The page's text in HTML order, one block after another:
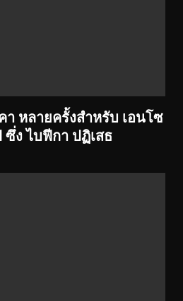
า หลายครั้งสำหรับ เอนโซ
ซึ่ง ไบฟีกา ปฏิเสธ